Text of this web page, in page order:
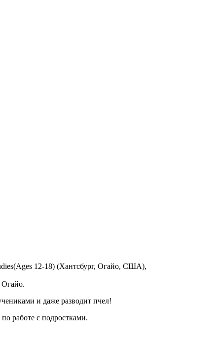
12-18) (Хантсбург, Огайо, США),
Огайо.
и даже разводит пчел!
работе с подростками.